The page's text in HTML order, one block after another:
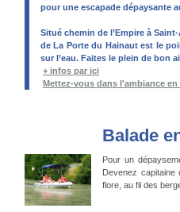
pour une escapade dépaysante
Situé chemin de l’Empire à
de La Porte du Hainaut est le
sur l’eau. Faites le plein de bon
+ infos par ici
Mettez-vous dans l'ambiance
Balade
Pour un
Devenez
flore, au fil des